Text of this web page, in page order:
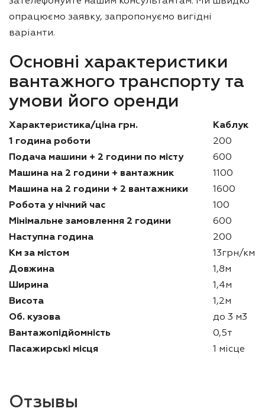
опрацюємо заявку, запропонуємо вигідні
варіанти.
Основні характеристики
вантажного транспорту та
умови його оренди
Характеристика/ціна грн.
Каблук
1 година роботи
200
Подача машини + 2 години по місту
600
Машина на 2 години + вантажник
1100
Машина на 2 години + 2 вантажники
1600
Робота у нічний час
100
Мінімальне замовлення 2 години
600
Наступна година
200
Км за містом
13грн/км
Довжина
1,8м
Ширина
1,4м
Висота
1,2м
Об. кузова
до 3 м3
Вантажопідйомність
0,5т
Пасажирські місця
1 місце
Отзывы